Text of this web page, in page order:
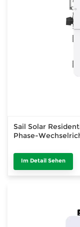
Sail Solar
Phase-
Im Detail Sehen